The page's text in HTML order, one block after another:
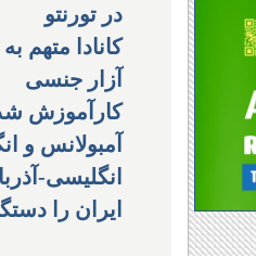
در تورنتو
کانادا متهم به
آزار جنسی
کارآموزش
آمبولانس و
انگلیسی-
ایران را